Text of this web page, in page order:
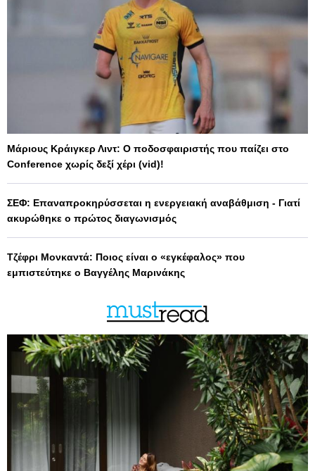
Μάριους Κράιγκερ Λιντ: Ο ποδοσφαιριστής που παίζει στο
Conference χωρίς δεξί χέρι (vid)!
ΣΕΦ: Επαναπροκηρύσσεται η ενεργειακή αναβάθμιση - Γιατί
ακυρώθηκε ο πρώτος διαγωνισμός
Τζέφρι Μονκαντά: Ποιος είναι ο «εγκέφαλος» που
εμπιστεύτηκε ο Βαγγέλης Μαρινάκης